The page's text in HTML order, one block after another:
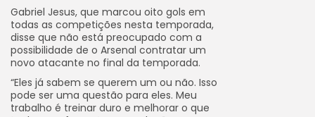
Gabriel Jesus, que marcou oito gols em
todas as competições nesta temporada,
disse que não está preocupado com a
possibilidade de o Arsenal contratar um
novo atacante no final da temporada.
“Eles já sabem se querem um ou não. Isso
pode ser uma questão para eles. Meu
trabalho é treinar duro e melhorar o que